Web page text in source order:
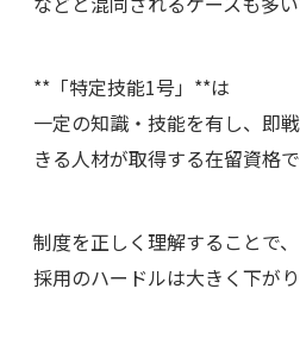
**「特定技能1号」**は
一定の知識・技能を有し、即
きる人材が取得する在留資格で
制度を正しく理解することで、
採用のハードルは大きく下がり